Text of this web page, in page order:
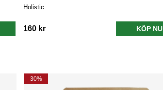
Holistic
160 kr KÖP NU
30%